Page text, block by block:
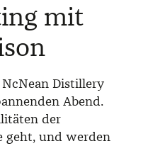
mit
Distillery
Abend.
der
geht, und werden